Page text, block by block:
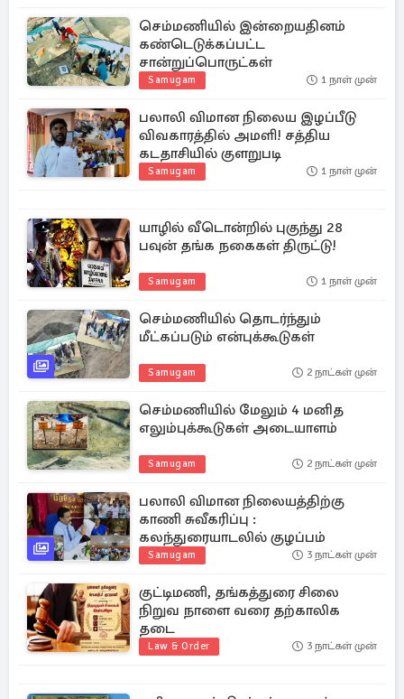
செம்மணியில் இன்றையதினம்
கண்டெடுக்கப்பட்ட
சான்றுப்பொருட்கள்
Samugam 1 நாள் முன்
பலாலி விமான நிலைய இழப்பீடு
விவகாரத்தில் அமளி! சத்திய
கடதாசியில் குளறுபடி
Samugam 1 நாள் முன்
யாழில் வீடொன்றில் புகுந்து 28
பவுன் தங்க நகைகள் திருட்டு!
Samugam 1 நாள் முன்
செம்மணியில் தொடர்ந்தும்
மீட்கப்படும் என்புக்கூடுகள்
Samugam 2 நாட்கள் முன்
செம்மணியில் மேலும் 4 மனித
எலும்புக்கூடுகள் அடையாளம்
Samugam 2 நாட்கள் முன்
பலாலி விமான நிலையத்திற்கு
காணி சுவீகரிப்பு :
கலந்துரையாடலில் குழப்பம்
Samugam 3 நாட்கள் முன்
குட்டிமணி, தங்கத்துரை சிலை
நிறுவ நாளை வரை தற்காலிக
தடை
Law & Order 3 நாட்கள் முன்